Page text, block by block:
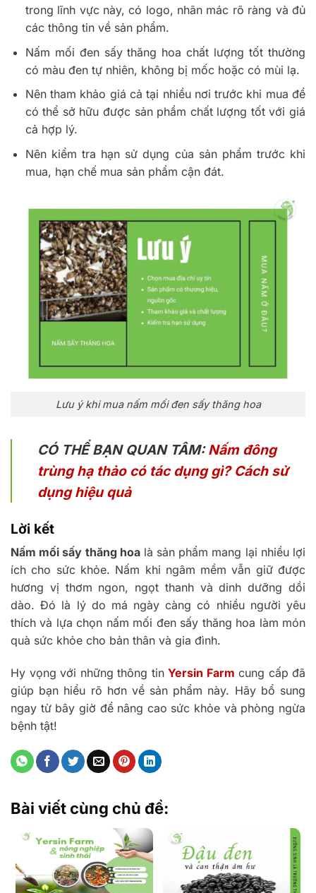
trong lĩnh vực này, có logo, nhãn mác rõ ràng và đủ
các thông tin về sản phẩm.
Nấm mối đen sấy thăng hoa chất lượng tốt thường
có màu đen tự nhiên, không bị mốc hoặc có mùi lạ.
Nên tham khảo giá cả tại nhiều nơi trước khi mua để
có thể sở hữu được sản phẩm chất lượng tốt với giá
cả hợp lý.
Nên kiểm tra hạn sử dụng của sản phẩm trước khi
mua, hạn chế mua sản phẩm cận đát.
Lưu ý khi mua nấm mối đen sấy thăng hoa
CÓ THỂ BẠN QUAN TÂM:Nấm đông
trùng hạ thảo có tác dụng gì? Cách sử
dụng hiệu quả
Lời kết
Nấm mối sấy thăng hoalà sản phẩm mang lại nhiều lợi
ích cho sức khỏe. Nấm khi ngâm mềm vẫn giữ được
hương vị thơm ngon, ngọt thanh và dinh dưỡng dồi
dào. Đó là lý do má ngày càng có nhiều người yêu
thích và lựa chọn nấm mối đen sấy thăng hoa làm món
quà sức khỏe cho bản thân và gia đình.
Hy vọng với những thông tin Yersin Farm cung cấp đã
giúp bạn hiểu rõ hơn về sản phẩm này. Hãy bổ sung
ngay từ bây giờ để nâng cao sức khỏe và phòng ngừa
bệnh tật!
Bài viết cùng chủ đề: